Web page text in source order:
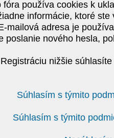
fóra používa cookies k
informácie, ktoré
mailová adresa je
poslanie nového hesla,
nižšie
Súhlasím s týmito
Súhlasím s týmito